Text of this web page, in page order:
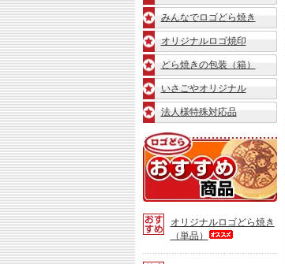
ゴ
リ
ー
みんなでロゴどら焼き
オリジナルロゴ焼印
どら焼きの包装（箱）
いさごやオリジナル
法人様特殊対応品
ロ
ゴ
ど
ら
ら
焼
き」
オリジナルロゴどら焼き
（単品）